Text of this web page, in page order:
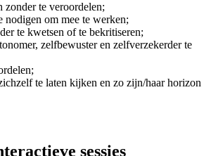
zonder te veroordelen;
om mee te werken;
te kwetsen of te bekritiseren;
zelfbewuster en zelfverzekerder te
te laten kijken en zo zijn/haar horizon
sessies